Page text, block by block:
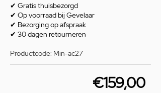
✔ Gratis thuisbezorgd
✔ Op voorraad bij Gevelaar
✔ Bezorging op afspraak
✔ 30 dagen retourneren
Productcode: Min-ac27
€159,00